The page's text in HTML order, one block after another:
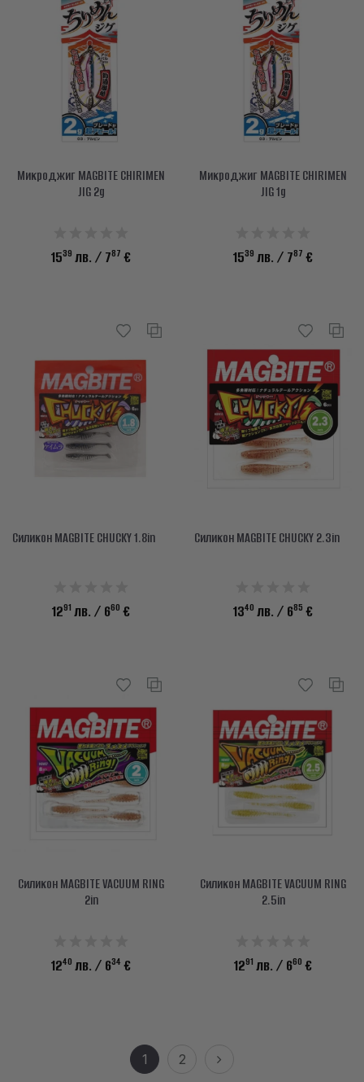
Микроджиг MAGBITE CHIRIMEN
JIG 2g
1539 лв. / 787 €
Микроджиг MAGBITE CHIRIMEN
JIG 1g
1539 лв. / 787 €
Силикон MAGBITE CHUCKY 1.8in
1291 лв. / 660 €
Силикон MAGBITE CHUCKY 2.3in
1340 лв. / 685 €
Силикон MAGBITE VACUUM RING
2in
1240 лв. / 634 €
Силикон MAGBITE VACUUM RING
2.5in
1291 лв. / 660 €
1 2